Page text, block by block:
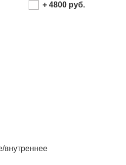
+ 4800 руб.